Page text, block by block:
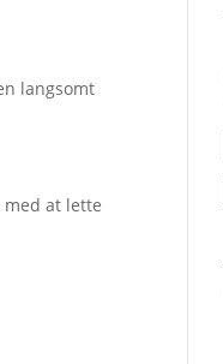
langsomt
at lette